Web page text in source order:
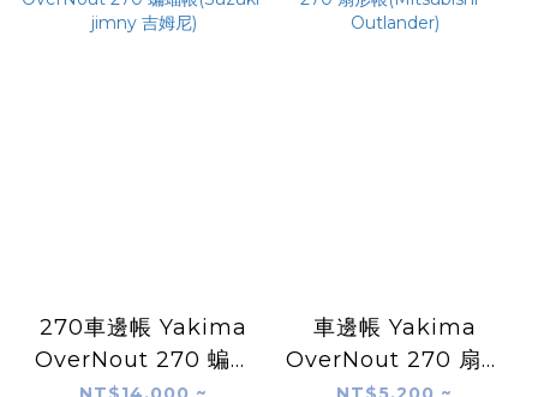
270車邊帳 Yakima
OverNout 270 蝙蝠
車邊帳 Yakima
OverNout 270 扇形